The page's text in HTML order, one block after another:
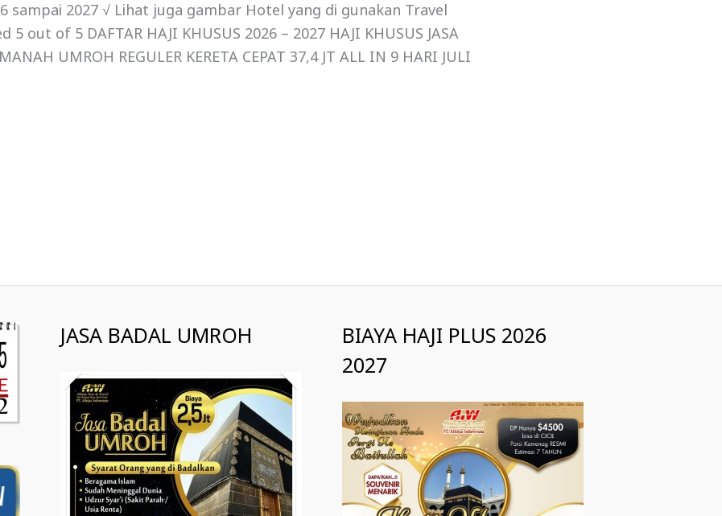
sampai 2027 √ Lihat juga gambar Hotel yang di gunakan Travel
5 out of 5 DAFTAR HAJI KHUSUS 2026 – 2027 HAJI KHUSUS JASA
UMROH REGULER KERETA CEPAT 37,4 JT ALL IN 9 HARI JULI
JASA BADAL UMROH
BIAYA HAJI PLUS 2026
2027